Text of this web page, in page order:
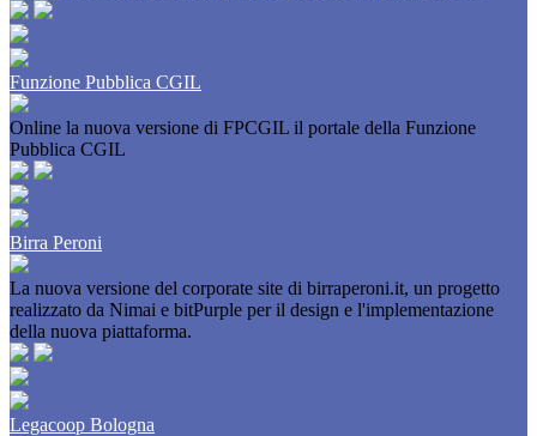
Funzione Pubblica CGIL
Online la nuova versione di FPCGIL il portale della Funzione
Pubblica CGIL
Birra Peroni
La nuova versione del corporate site di birraperoni.it, un progetto
realizzato da Nimai e bitPurple per il design e l'implementazione
della nuova piattaforma.
Legacoop Bologna